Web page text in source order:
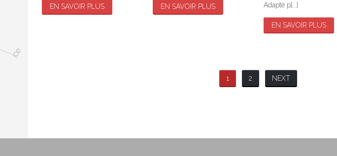
EN SAVOIR PLUS EN SAVOIR PLUS
Adapté p[...]
EN SAVOIR PLUS
1 2 NEXT